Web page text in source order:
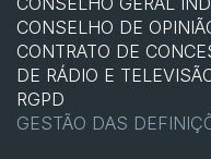
CONSELHO DE
CONTRATO DE
DE RÁDIO E
RGPD
GESTÃO DAS